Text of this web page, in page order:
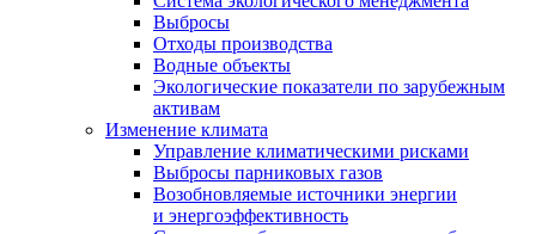
Выбросы
Отходы производства
Водные объекты
Экологические показатели по зарубежным
активам
Изменение климата
Управление климатическими рисками
Выбросы парниковых газов
Возобновляемые источники энергии
и энергоэффективность